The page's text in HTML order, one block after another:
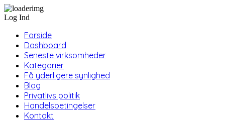
Log Ind
Forside
Dashboard
Seneste virksomheder
Kategorier
Få yderligere synlighed
Blog
Privatlivs politik
Handelsbetingelser
Kontakt